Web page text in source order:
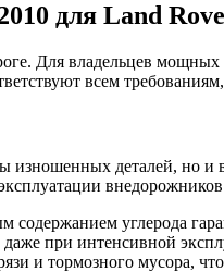
для Land
Для владельцев
всем
деталей, но
углерода
при интенсивной
и тормозного мусора,